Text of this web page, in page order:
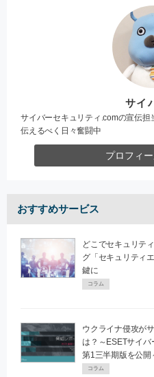
サイ
サイバーセキュリティ.comの宣伝
伝えるべく日々奮闘中
プロフィ
おすすめサービス
どこでセキュリテ
グ「セキュリティ
鍵に
コラム
ウクライナ侵攻が
は？～ESETサイ
第1三半期版を公開
コラム